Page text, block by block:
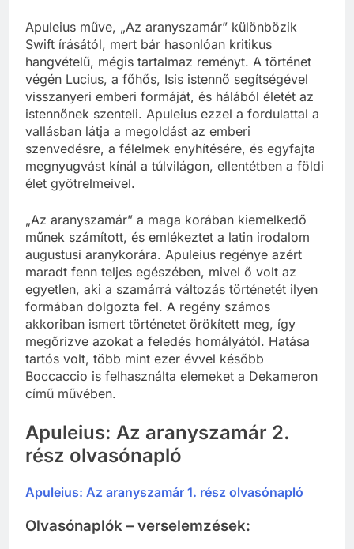
Apuleius műve, „Az aranyszamár” különbözik
Swift írásától, mert bár hasonlóan kritikus
hangvételű, mégis tartalmaz reményt. A történet
végén Lucius, a főhős, Isis istennő segítségével
visszanyeri emberi formáját, és hálából életét az
istennőnek szenteli. Apuleius ezzel a fordulattal a
vallásban látja a megoldást az emberi
szenvedésre, a félelmek enyhítésére, és egyfajta
megnyugvást kínál a túlvilágon, ellentétben a földi
élet gyötrelmeivel.
„Az aranyszamár” a maga korában kiemelkedő
műnek számított, és emlékeztet a latin irodalom
augustusi aranykorára. Apuleius regénye azért
maradt fenn teljes egészében, mivel ő volt az
egyetlen, aki a szamárrá változás történetét ilyen
formában dolgozta fel. A regény számos
akkoriban ismert történetet örökített meg, így
megőrizve azokat a feledés homályától. Hatása
tartós volt, több mint ezer évvel később
Boccaccio is felhasználta elemeket a Dekameron
című művében.
Apuleius: Az aranyszamár 2.
rész olvasónapló
Apuleius: Az aranyszamár 1. rész olvasónapló
Olvasónaplók – verselemzések: